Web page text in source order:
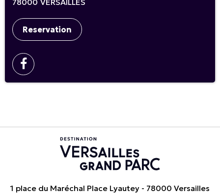
78000 VERSAILLES
Reservation
1 place du Maréchal Place Lyautey - 78000 Versailles